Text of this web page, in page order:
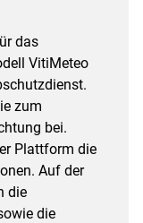
das
VitiMeteo
zum
bei.
Plattform die
Auf der
die
die